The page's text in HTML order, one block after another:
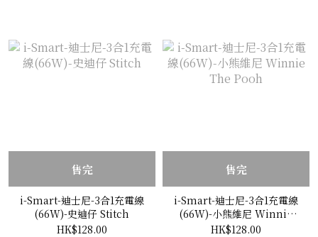
售完
i-Smart-迪士尼-3合1充電線
(66W)-史迪仔 Stitch
HK$128.00
售完
i-Smart-迪士尼-3合1充電線
(66W)-小熊維尼 Winnie
The Pooh
HK$128.00